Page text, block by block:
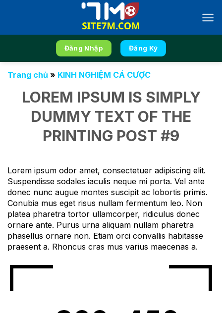
Đăng Nhập Đăng Ký
Trang chủ » KINH NGHIỆM CÁ CƯỢC
LOREM IPSUM IS SIMPLY
DUMMY TEXT OF THE
PRINTING POST #9
Lorem ipsum odor amet, consectetuer adipiscing elit.
Suspendisse sodales iaculis neque mi porta. Vel ante
donec nunc augue montes suscipit ac lobortis primis.
Conubia mus eget risus nullam fermentum leo. Non
platea pharetra tortor ullamcorper, ridiculus donec
ornare ante. Purus urna aliquam nullam pharetra
phasellus ornare non. Etiam orci convallis habitasse
praesent a. Rhoncus cras mus varius maecenas a.